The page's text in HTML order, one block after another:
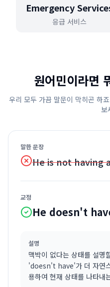
Emergency
응급 서비스
원어민이라면
우리 모두 가끔 말문이 막히곤 하
보
말한 문장
He is not having
교정
He doesn't
설명
맥박이 없다는 상태를 설
'doesn't have'가 더 자연
용하여 현재 상태를 나타내